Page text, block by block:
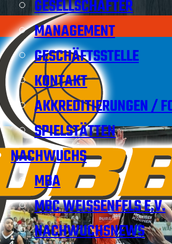
GESELLSCHAFTER
MANAGEMENT
GESCHÄFTSSTELLE
KONTAKT
AKKREDITIERUNGEN /
SPIELSTÄTTEN
NACHWUCHS
MBA
MBC WEISSENFELS E.V.
NACHWUCHSNEWS